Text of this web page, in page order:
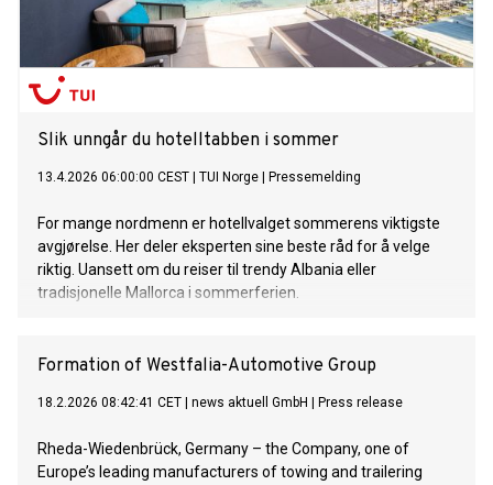
Slik unngår du hotelltabben i sommer
13.4.2026 06:00:00 CEST TUI Norge Pressemelding
For mange nordmenn er hotellvalget sommerens viktigste
avgjørelse. Her deler eksperten sine beste råd for å velge
riktig. Uansett om du reiser til trendy Albania eller
tradisjonelle Mallorca i sommerferien.
Formation of Westfalia-Automotive Group
18.2.2026 08:42:41 CET news aktuell GmbH Press release
Rheda-Wiedenbrück, Germany – the Company, one of
Europe’s leading manufacturers of towing and trailering